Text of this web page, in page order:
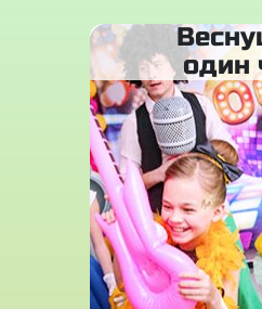
один